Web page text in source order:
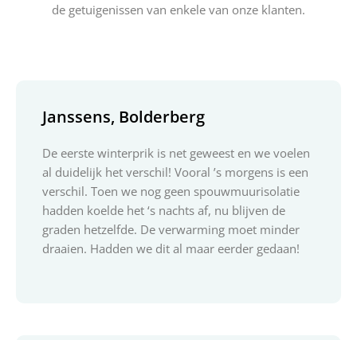
de getuigenissen van enkele van onze klanten.
Janssens, Bolderberg
De eerste winterprik is net geweest en we voelen
al duidelijk het verschil! Vooral ’s morgens is een
verschil. Toen we nog geen spouwmuurisolatie
hadden koelde het ‘s nachts af, nu blijven de
graden hetzelfde. De verwarming moet minder
draaien. Hadden we dit al maar eerder gedaan!